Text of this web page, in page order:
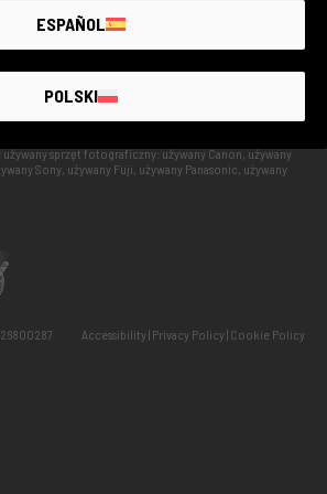
sprzęt fotograficzny: używany Canon, używany
Sony, używany Fuji, używany Panasonic, używany
Accessibility Privacy Policy Cookie Policy
ESPAÑOL
POLSKI